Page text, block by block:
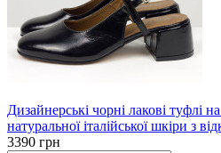
Дизайнерські чорні лакові туфлі
натуральної італійської шкіри з
3390 грн